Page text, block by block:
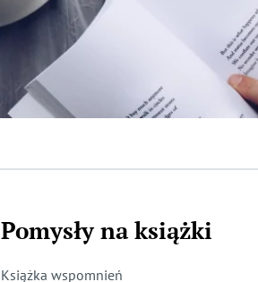
Pomysły na książki
Książka wspomnień